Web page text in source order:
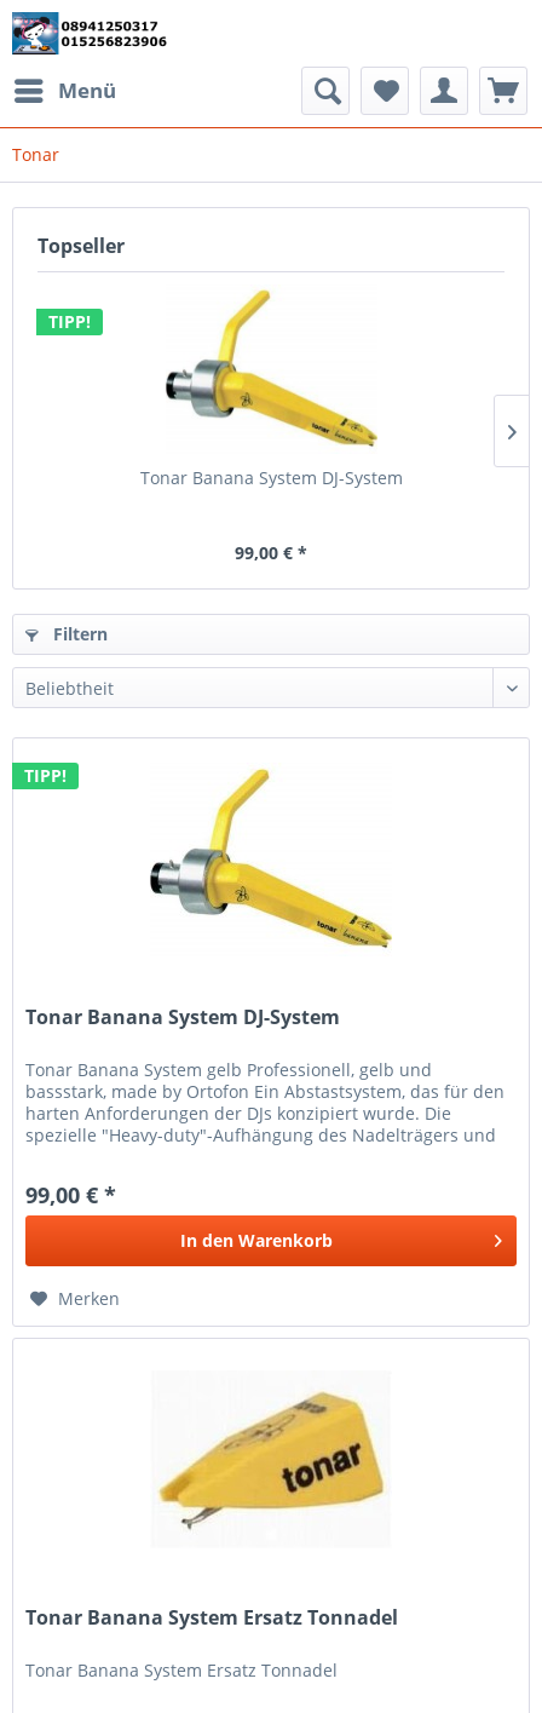
Menü
Tonar
Topseller
TIPP!
Tonar Banana System DJ-System
99,00 € *
Filtern
TIPP!
Tonar Banana System DJ-System
Tonar Banana System gelb Professionell, gelb und
bassstark, made by Ortofon Ein Abstastsystem, das für den
harten Anforderungen der DJs konzipiert wurde. Die
spezielle "Heavy-duty"-Aufhängung des Nadelträgers und
99,00 € *
In den Warenkorb
Merken
Tonar Banana System Ersatz Tonnadel
Tonar Banana System Ersatz Tonnadel